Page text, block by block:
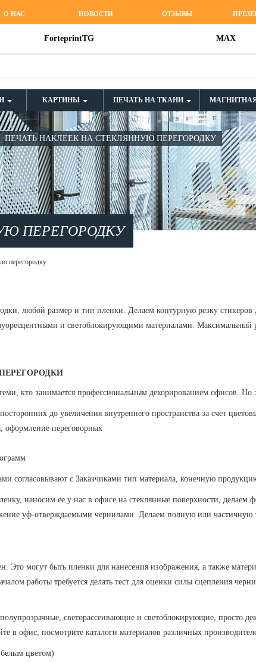
О НАС НОВОСТИ ОТЗЫВЫ
ForteprintTG MAX
КАРТИНЫ ПЕЧАТЬ НА ТКАНИ
ПЕРЕГОРОДКУ
ПЕЧАТЬ НАКЛЕЕК НА СТЕКЛЯННУЮ ПЕРЕГОРОДКУ
перегородку
любой размер и тип пленки. Делаем контурную резку стикеров
и светоблокирующими материалами. Максимальный
кто занимается профессиональным декорированием офисов. Но
до увеличения внутреннего пространства за счет
оформление переговорных
согласовывают с Заказчиками тип материала, конечную
наносим ее у нас в офисе на стеклянные поверхности, делаем
уф-отверждаемыми чернилами. Делаем полную или частичную
Это могут быть пленки для нанесения изображения, а также
работы требуется делать тест для оценки силы сцепления
светорассеивающие и светоблокирующие, просто
в офис, посмотрите каталоги материалов различных
цветом)